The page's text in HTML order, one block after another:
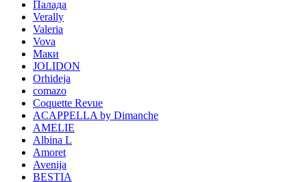
Палада
Verally
Valeria
Vova
Маки
JOLIDON
Orhideja
comazo
Coquette Revue
ACAPPELLA by Dimanche
AMELIE
Albina L
Amoret
Avenija
BESTIA